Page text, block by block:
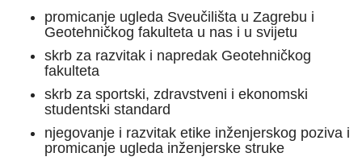
promicanje ugleda Sveučilišta u Zagrebu i
Geotehničkog fakulteta u nas i u svijetu
skrb za razvitak i napredak Geotehničkog
fakulteta
skrb za sportski, zdravstveni i ekonomski
studentski standard
njegovanje i razvitak etike inženjerskog poziva i
promicanje ugleda inženjerske struke